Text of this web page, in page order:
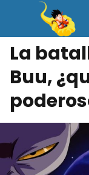
La
Buu,